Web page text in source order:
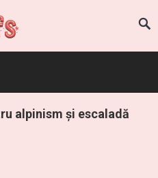
alpinism și escaladă